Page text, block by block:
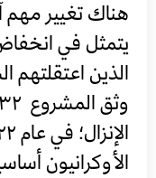
يتمثل في
الأوكرانيون